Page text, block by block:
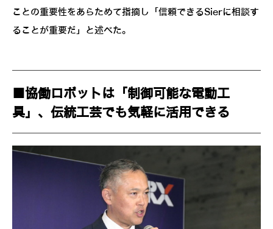
ことの重要性をあらためて指摘し「信頼できるSierに相談す
ることが重要だ」と述べた。
■協働ロボットは「制御可能な電動工
具」、伝統工芸でも気軽に活用できる